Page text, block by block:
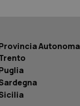
traccia
incorporati
del sito web sta
di